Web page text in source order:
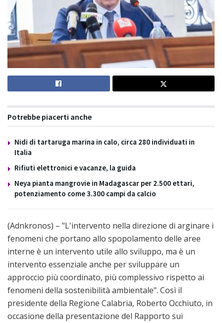
Potrebbe piacerti anche
Nidi di tartaruga marina in calo, circa 280 individuati in
Italia
Rifiuti elettronici e vacanze, la guida
Neya pianta mangrovie in Madagascar per 2.500 ettari,
potenziamento come 3.300 campi da calcio
(Adnkronos) – "L'intervento nella direzione di arginare i
fenomeni che portano allo spopolamento delle aree
interne è un intervento utile allo sviluppo, ma è un
intervento essenziale anche per sviluppare un
approccio più coordinato, più complessivo rispetto ai
fenomeni della sostenibilità ambientale". Così il
presidente della Regione Calabria, Roberto Occhiuto, in
occasione della presentazione del Rapporto sui